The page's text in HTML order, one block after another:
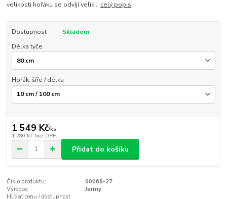
velikosti hořáku se odvíjí velik... celý popis
Dostupnost
Skladem
Délka tyče
Hořák: šíře / délka
1 549 Kč/ks
1 280 Kč bez DPH
Přidat do košíku
Číslo produktu:
00068-27
Výrobce:
Jarmy
Hlídat cenu / dostupnost